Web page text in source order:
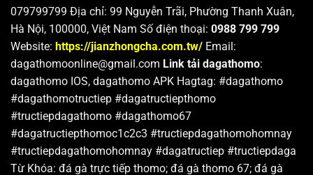
079799799 Địa chỉ: 99 Nguyễn Trãi, Phường Thanh Xuân,
Hà Nội, 100000, Việt Nam Số điện thoại: 0988 799 799
Website: https://jianzhongcha.com.tw/ Email:
dagathomoonline@gmail.com Link tải dagathomo:
dagathomo IOS, dagathomo APK Hagtag: #dagathomo
#dagathomotructiep #dagatructiepthomo
#tructiepdagathomo #dagathomo67
#dagatructiepthomoc1c2c3 #tructiepdagathomohomnay
#tructiepdagathomohomnay #dagatructiep #tructiepdaga
Từ Khóa: đá gà trực tiếp thomo; đá gà thomo 67; đá gà